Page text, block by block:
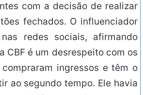
com a decisão de realizar
fechados. O influenciador
redes sociais, afirmando
CBF é um desrespeito com os
ingressos e têm o
ao segundo tempo. Ele havia